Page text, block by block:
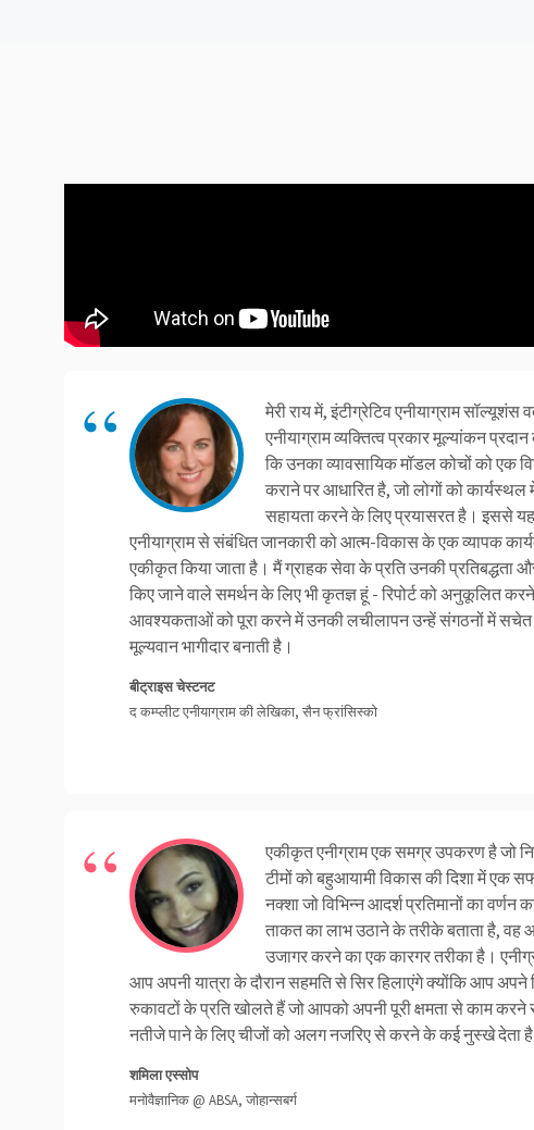
मेरी राय में, इंटीग्रेटिव एनीयाग्राम सॉल्यूशंस
एनीयाग्राम व्यक्तित्व प्रकार मूल्यांकन
कि उनका व्यावसायिक मॉडल कोचों को एक
कराने पर आधारित है, जो लोगों को
सहायता करने के लिए प्रयासरत है। इससे यह
एनीयाग्राम से संबंधित जानकारी को आत्म-विकास के एक व्यापक
एकीकृत किया जाता है। मैं ग्राहक सेवा के प्रति उनकी प्रतिबद्धता
किए जाने वाले समर्थन के लिए भी कृतज्ञ हूं - रिपोर्ट को अनुकूलित
आवश्यकताओं को पूरा करने में उनकी लचीलापन उन्हें संगठनों में सचेत
मूल्यवान भागीदार बनाती है।
बीट्राइस चेस्टनट
द कम्प्लीट एनीयाग्राम की लेखिका, सैन फ्रांसिस्को
एकीकृत एनीग्राम एक समग्र उपकरण है जो
टीमों को बहुआयामी विकास की दिशा में एक
नक्शा जो विभिन्न आदर्श प्रतिमानों का
ताकत का लाभ उठाने के तरीके बताता है, वह
उजागर करने का एक कारगर तरीका है।
आप अपनी यात्रा के दौरान सहमति से सिर हिलाएंगे क्योंकि आप अपने
रुकावटों के प्रति खोलते हैं जो आपको अपनी पूरी क्षमता से काम
नतीजे पाने के लिए चीजों को अलग नजरिए से करने के कई नुस्खे देता
शमिला एस्सोप
मनोवैज्ञानिक @ ABSA, जोहान्सबर्ग